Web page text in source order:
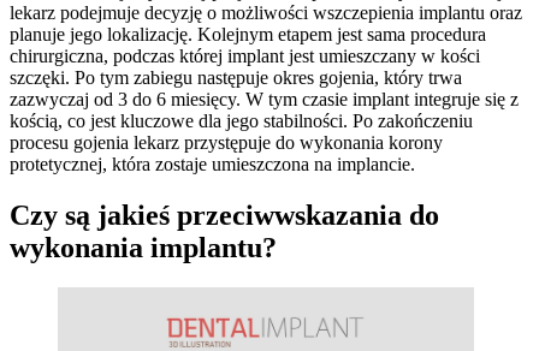
lekarz podejmuje decyzję o możliwości wszczepienia implantu oraz
planuje jego lokalizację. Kolejnym etapem jest sama procedura
chirurgiczna, podczas której implant jest umieszczany w kości
szczęki. Po tym zabiegu następuje okres gojenia, który trwa
zazwyczaj od 3 do 6 miesięcy. W tym czasie implant integruje się z
kością, co jest kluczowe dla jego stabilności. Po zakończeniu
procesu gojenia lekarz przystępuje do wykonania korony
protetycznej, która zostaje umieszczona na implancie.
Czy są jakieś przeciwwskazania do
wykonania implantu?